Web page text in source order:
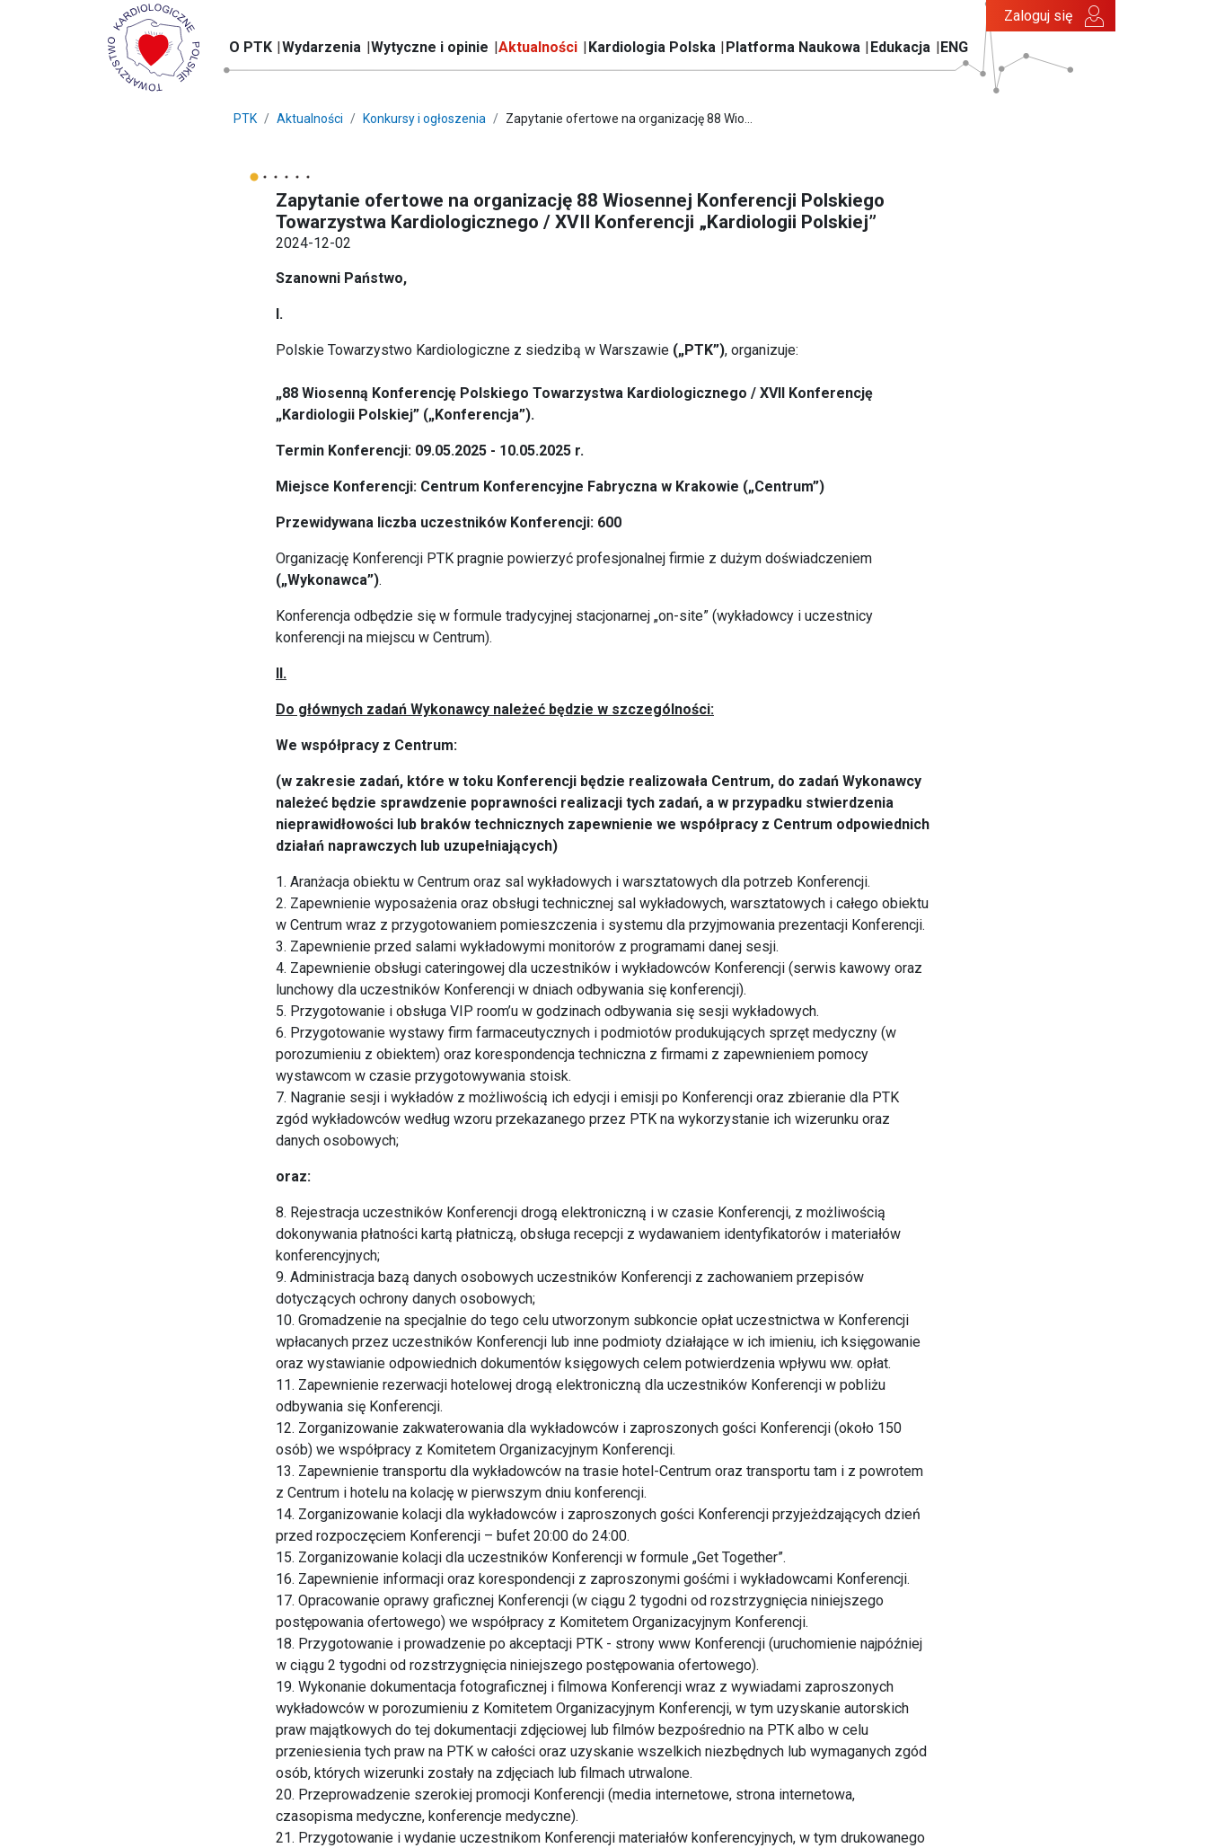
O PTK Wydarzenia Wytyczne i opinie Aktualności Kardiologia Polska Platforma Naukowa Edukacja ENG
Zaloguj się
PTK Aktualności Konkursy i ogłoszenia Zapytanie ofertowe na organizację 88 Wio...
Zapytanie ofertowe na organizację 88 Wiosennej Konferencji Polskiego
Towarzystwa Kardiologicznego / XVII Konferencji „Kardiologii Polskiej”
2024-12-02
Szanowni Państwo,
I.
Polskie Towarzystwo Kardiologiczne z siedzibą w Warszawie („PTK”), organizuje:
„88 Wiosenną Konferencję Polskiego Towarzystwa Kardiologicznego / XVII Konferencję
„Kardiologii Polskiej” („Konferencja”).
Termin Konferencji: 09.05.2025 - 10.05.2025 r.
Miejsce Konferencji: Centrum Konferencyjne Fabryczna w Krakowie („Centrum”)
Przewidywana liczba uczestników Konferencji: 600
Organizację Konferencji PTK pragnie powierzyć profesjonalnej firmie z dużym doświadczeniem
(„Wykonawca”).
Konferencja odbędzie się w formule tradycyjnej stacjonarnej „on-site” (wykładowcy i uczestnicy
konferencji na miejscu w Centrum).
II.
Do głównych zadań Wykonawcy należeć będzie w szczególności:
We współpracy z Centrum:
(w zakresie zadań, które w toku Konferencji będzie realizowała Centrum, do zadań Wykonawcy
należeć będzie sprawdzenie poprawności realizacji tych zadań, a w przypadku stwierdzenia
nieprawidłowości lub braków technicznych zapewnienie we współpracy z Centrum odpowiednich
działań naprawczych lub uzupełniających)
1. Aranżacja obiektu w Centrum oraz sal wykładowych i warsztatowych dla potrzeb Konferencji.
2. Zapewnienie wyposażenia oraz obsługi technicznej sal wykładowych, warsztatowych i całego obiektu
w Centrum wraz z przygotowaniem pomieszczenia i systemu dla przyjmowania prezentacji Konferencji.
3. Zapewnienie przed salami wykładowymi monitorów z programami danej sesji.
4. Zapewnienie obsługi cateringowej dla uczestników i wykładowców Konferencji (serwis kawowy oraz
lunchowy dla uczestników Konferencji w dniach odbywania się konferencji).
5. Przygotowanie i obsługa VIP room’u w godzinach odbywania się sesji wykładowych.
6. Przygotowanie wystawy firm farmaceutycznych i podmiotów produkujących sprzęt medyczny (w
porozumieniu z obiektem) oraz korespondencja techniczna z firmami z zapewnieniem pomocy
wystawcom w czasie przygotowywania stoisk.
7. Nagranie sesji i wykładów z możliwością ich edycji i emisji po Konferencji oraz zbieranie dla PTK
zgód wykładowców według wzoru przekazanego przez PTK na wykorzystanie ich wizerunku oraz
danych osobowych;
oraz:
8. Rejestracja uczestników Konferencji drogą elektroniczną i w czasie Konferencji, z możliwością
dokonywania płatności kartą płatniczą, obsługa recepcji z wydawaniem identyfikatorów i materiałów
konferencyjnych;
9. Administracja bazą danych osobowych uczestników Konferencji z zachowaniem przepisów
dotyczących ochrony danych osobowych;
10. Gromadzenie na specjalnie do tego celu utworzonym subkoncie opłat uczestnictwa w Konferencji
wpłacanych przez uczestników Konferencji lub inne podmioty działające w ich imieniu, ich księgowanie
oraz wystawianie odpowiednich dokumentów księgowych celem potwierdzenia wpływu ww. opłat.
11. Zapewnienie rezerwacji hotelowej drogą elektroniczną dla uczestników Konferencji w pobliżu
odbywania się Konferencji.
12. Zorganizowanie zakwaterowania dla wykładowców i zaproszonych gości Konferencji (około 150
osób) we współpracy z Komitetem Organizacyjnym Konferencji.
13. Zapewnienie transportu dla wykładowców na trasie hotel-Centrum oraz transportu tam i z powrotem
z Centrum i hotelu na kolację w pierwszym dniu konferencji.
14. Zorganizowanie kolacji dla wykładowców i zaproszonych gości Konferencji przyjeżdzających dzień
przed rozpoczęciem Konferencji – bufet 20:00 do 24:00.
15. Zorganizowanie kolacji dla uczestników Konferencji w formule „Get Together”.
16. Zapewnienie informacji oraz korespondencji z zaproszonymi gośćmi i wykładowcami Konferencji.
17. Opracowanie oprawy graficznej Konferencji (w ciągu 2 tygodni od rozstrzygnięcia niniejszego
postępowania ofertowego) we współpracy z Komitetem Organizacyjnym Konferencji.
18. Przygotowanie i prowadzenie po akceptacji PTK - strony www Konferencji (uruchomienie najpóźniej
w ciągu 2 tygodni od rozstrzygnięcia niniejszego postępowania ofertowego).
19. Wykonanie dokumentacja fotograficznej i filmowa Konferencji wraz z wywiadami zaproszonych
wykładowców w porozumieniu z Komitetem Organizacyjnym Konferencji, w tym uzyskanie autorskich
praw majątkowych do tej dokumentacji zdjęciowej lub filmów bezpośrednio na PTK albo w celu
przeniesienia tych praw na PTK w całości oraz uzyskanie wszelkich niezbędnych lub wymaganych zgód
osób, których wizerunki zostały na zdjęciach lub filmach utrwalone.
20. Przeprowadzenie szerokiej promocji Konferencji (media internetowe, strona internetowa,
czasopisma medyczne, konferencje medyczne).
21. Przygotowanie i wydanie uczestnikom Konferencji materiałów konferencyjnych, w tym drukowanego